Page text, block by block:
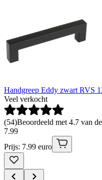
Handgreep Eddy zwart RVS
Veel verkocht
(54)Beoordeeld met 4.7 van
7.99
Prijs: 7.99 euro